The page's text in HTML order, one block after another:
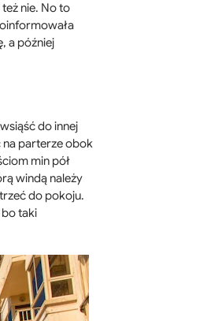
nie. No to
a później
do innej
na parterze obok
min pół
windą należy
do pokoju.
bo taki